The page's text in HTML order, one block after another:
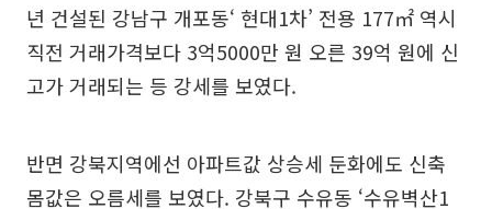
년 건설된 강남구 개포동‘ 현대1차’ 전용 177㎡ 역시
직전 거래가격보다 3억5000만 원 오른 39억 원에 신
고가 거래되는 등 강세를 보였다.
반면 강북지역에선 아파트값 상승세 둔화에도 신축
몸값은 오름세를 보였다. 강북구 수유동 ‘수유벽산1